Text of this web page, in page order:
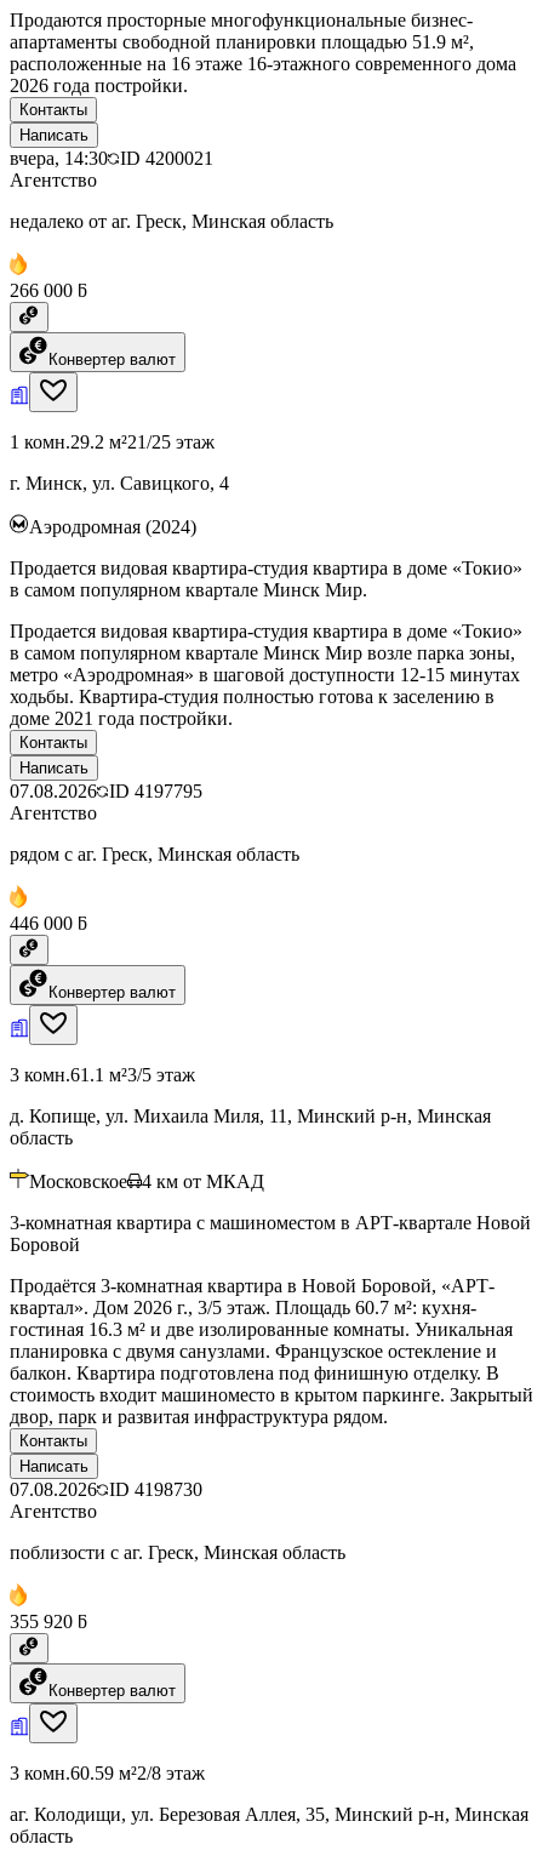
Продаются просторные многофункциональные бизнес-
апартаменты свободной планировки площадью 51.9 м²,
расположенные на 16 этаже 16-этажного современного дома
2026 года постройки.
Контакты
Написать
вчера, 14:30 ID 4200021
Агентство
недалеко от аг. Греск, Минская область
266 000 ƃ
Конвертер валют
1 комн.29.2 м²21/25 этаж
г. Минск, ул. Савицкого, 4
Аэродромная (2024)
Продается видовая квартира-студия квартира в доме «Токио»
в самом популярном квартале Минск Мир.
Продается видовая квартира-студия квартира в доме «Токио»
в самом популярном квартале Минск Мир возле парка зоны,
метро «Аэродромная» в шаговой доступности 12-15 минутах
ходьбы. Квартира-студия полностью готова к заселению в
доме 2021 года постройки.
Контакты
Написать
07.08.2026 ID 4197795
Агентство
рядом с аг. Греск, Минская область
446 000 ƃ
Конвертер валют
3 комн.61.1 м²3/5 этаж
д. Копище, ул. Михаила Миля, 11, Минский р-н, Минская
область
Московское 4 км от МКАД
3-комнатная квартира с машиноместом в АРТ-квартале Новой
Боровой
Продаётся 3-комнатная квартира в Новой Боровой, «АРТ-
квартал». Дом 2026 г., 3/5 этаж. Площадь 60.7 м²: кухня-
гостиная 16.3 м² и две изолированные комнаты. Уникальная
планировка с двумя санузлами. Французское остекление и
балкон. Квартира подготовлена под финишную отделку. В
стоимость входит машиноместо в крытом паркинге. Закрытый
двор, парк и развитая инфраструктура рядом.
Контакты
Написать
07.08.2026 ID 4198730
Агентство
поблизости с аг. Греск, Минская область
355 920 ƃ
Конвертер валют
3 комн.60.59 м²2/8 этаж
аг. Колодищи, ул. Березовая Аллея, 35, Минский р-н, Минская
область